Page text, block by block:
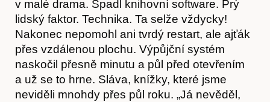
O nás
v malé drama. Spadl knihovní software. Prý
lidský faktor. Technika. Ta selže vždycky!
Nakonec nepomohl ani tvrdý restart, ale ajťák
přes vzdálenou plochu. Výpůjční systém
naskočil přesně minutu a půl před otevřením
a už se to hrne. Sláva, knížky, které jsme
neviděli mnohdy přes půl roku. „Já nevěděl,